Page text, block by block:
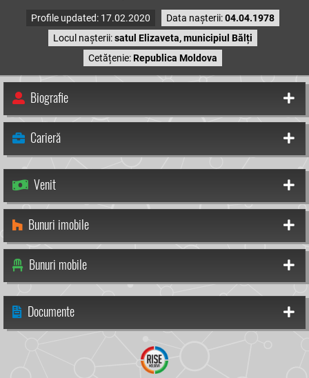
Profile updated: 17.02.2020 Data nașterii:04.04.1978
Locul nașterii:satul Elizaveta, municipiul Bălți
Cetățenie:Republica Moldova
Biografie
Carieră
Venit
Bunuri imobile
Bunuri mobile
Documente